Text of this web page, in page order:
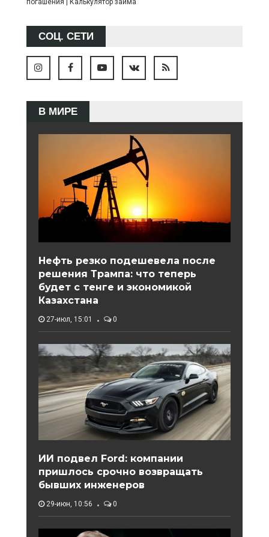
СОЦ. СЕТИ
В МИРЕ
Нефть резко подешевела после
решения Трампа: что теперь
будет с тенге и экономикой
Казахстана
27-июл, 15:01 0
ИИ подвел Ford: компании
пришлось срочно возвращать
бывших инженеров
29-июн, 10:56 0